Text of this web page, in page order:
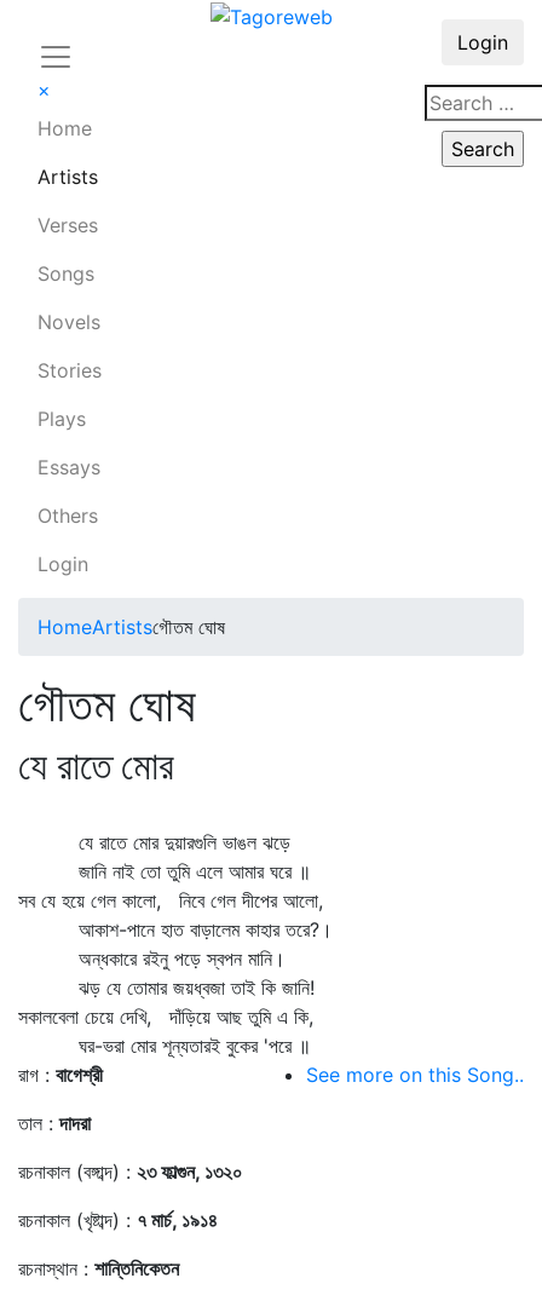
×
Home
Artists
Verses
Songs
Novels
Stories
Plays
Essays
Others
Login
Login
HomeArtistsগৌতম ঘোষ
গৌতম ঘোষ
যে রাতে মোর
যে রাতে মোর দুয়ারগুলি ভাঙল ঝড়ে
জানি নাই তো তুমি এলে আমার ঘরে ॥
সব যে হয়ে গেল কালো, নিবে গেল দীপের আলো,
আকাশ-পানে হাত বাড়ালেম কাহার তরে?।
অন্ধকারে রইনু পড়ে স্বপন মানি।
ঝড় যে তোমার জয়ধ্বজা তাই কি জানি!
সকালবেলা চেয়ে দেখি, দাঁড়িয়ে আছ তুমি এ কি,
ঘর-ভরা মোর শূন্যতারই বুকের 'পরে ॥
রাগ : বাগেশ্রী
তাল :দাদরা
রচনাকাল (বঙ্গাব্দ) : ২৩ ফাল্গুন, ১৩২০
রচনাকাল (খৃষ্টাব্দ) : ৭ মার্চ, ১৯১৪
রচনাস্থান : শান্তিনিকেতন
See more on this Song..